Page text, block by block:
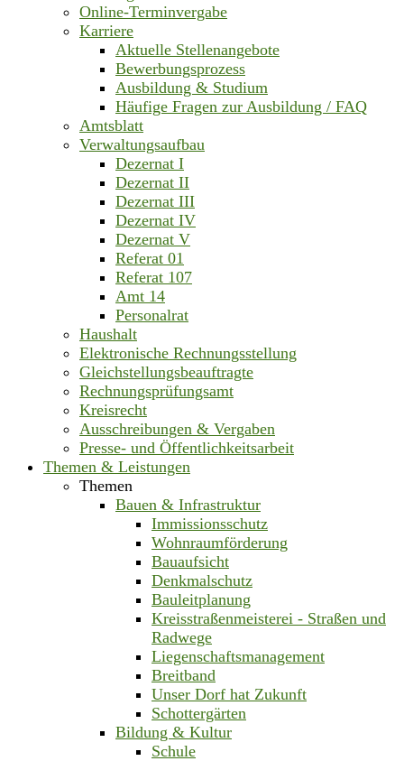
Online-Terminvergabe
Karriere
Aktuelle Stellenangebote
Bewerbungsprozess
Ausbildung & Studium
Häufige Fragen zur Ausbildung / FAQ
Amtsblatt
Verwaltungsaufbau
Dezernat I
Dezernat II
Dezernat III
Dezernat IV
Dezernat V
Referat 01
Referat 107
Amt 14
Personalrat
Haushalt
Elektronische Rechnungsstellung
Gleichstellungsbeauftragte
Rechnungsprüfungsamt
Kreisrecht
Ausschreibungen & Vergaben
Presse- und Öffentlichkeitsarbeit
Themen & Leistungen
Themen
Bauen & Infrastruktur
Immissionsschutz
Wohnraumförderung
Bauaufsicht
Denkmalschutz
Bauleitplanung
Kreisstraßenmeisterei - Straßen und
Radwege
Liegenschaftsmanagement
Breitband
Unser Dorf hat Zukunft
Schottergärten
Bildung & Kultur
Schule